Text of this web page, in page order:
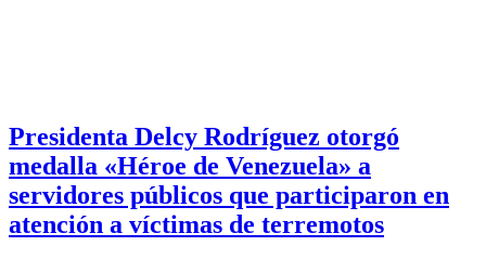
Presidenta Delcy Rodríguez otorgó
medalla «Héroe de Venezuela» a
servidores públicos que participaron en
atención a víctimas de terremotos